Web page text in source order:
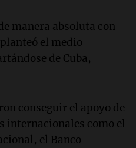
manera absoluta con
el medio
de Cuba,
conseguir el apoyo de
internacionales como el
el Banco